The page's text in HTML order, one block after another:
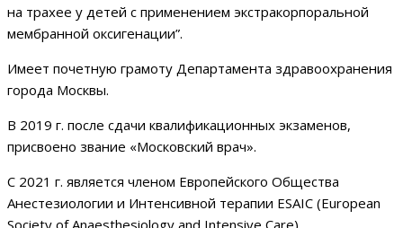
на трахее у детей с применением экстракорпоральной
мембранной оксигенации”.
Имеет почетную грамоту Департамента здравоохранения
города Москвы.
В 2019 г. после сдачи квалификационных экзаменов,
присвоено звание «Московский врач».
С 2021 г. является членом Европейского Общества
Анестезиологии и Интенсивной терапии ESAIC (European
Society of Anaesthesiology and Intensive Care)